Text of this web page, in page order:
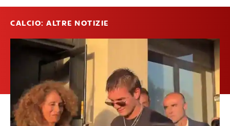
CALCIO: ALTRE NOTIZIE